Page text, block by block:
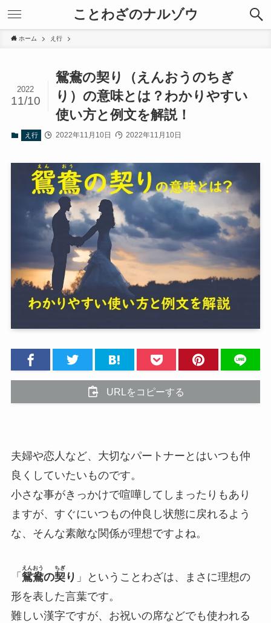
ことわざのナルゾウ
ホーム え行
鴛鴦の契り（えんおうのちぎ
り）の意味とは？わかりやすい
使い方と例文を解説！
2022
11/10
え行 2022年11月10日 2022年11月10日
URLをコピーする
夫婦や恋人など、大切なパートナーとはいつも仲
良くしていたいものです。
小さな事がきっかけで喧嘩してしまったりもあり
ますが、すぐにいつもの仲良し状態に戻れるよう
な、そんな素敵な関係が理想ですよね。
「 鴛鴦
えんおう
の契
ちぎ
り 」ということわざは、まさに理想の
形を表した言葉です。
難しい漢字ですが、お祝いの席などでも使われる